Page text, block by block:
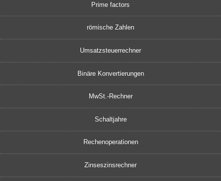
Prime factors
römische Zahlen
Umsatzsteuerrechner
Binäre Konvertierungen
MwSt.-Rechner
Schaltjahre
Rechenoperationen
Zinseszinsrechner